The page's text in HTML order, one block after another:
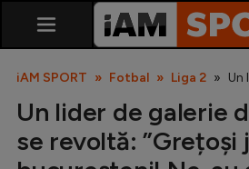
iAM SPORT Fotbal Liga 2 Un
Un lider de galerie
se revoltă: ”Grețoși